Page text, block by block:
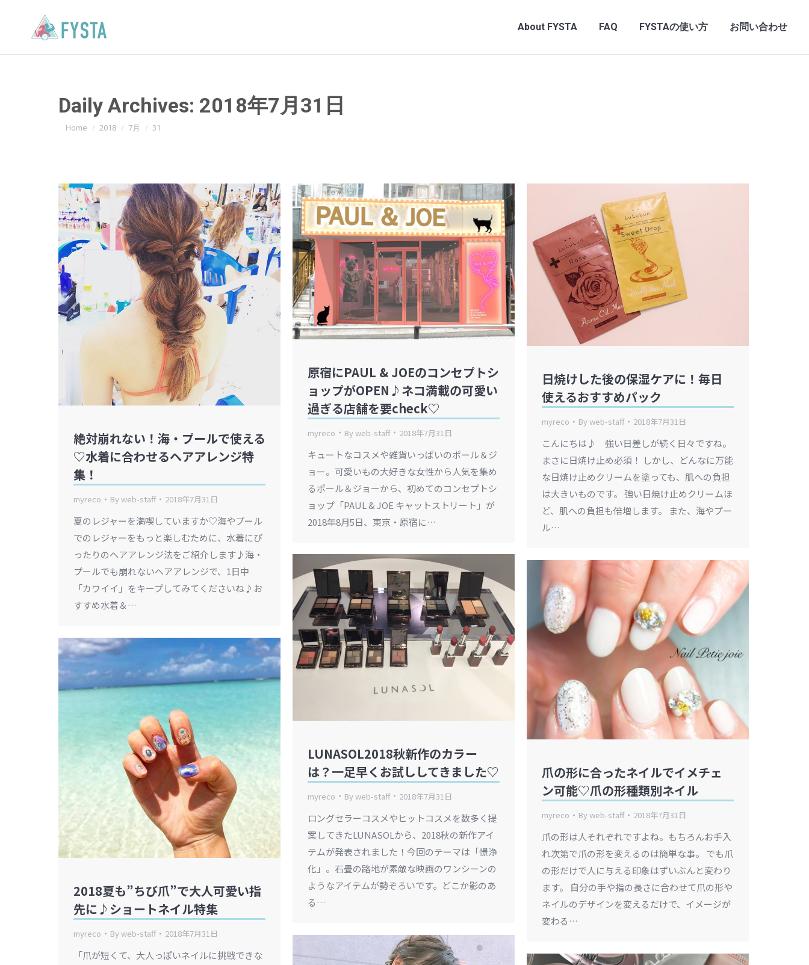
About FYSTA FAQ FYSTAの使い方 お問い合わせ
Daily Archives: 2018年7月31日
You are here:
Home 2018 7月 31
絶対崩れない！海・プールで使える
♡水着に合わせるヘアアレンジ特
集！
myreco Byweb-staff 2018年7月31日
夏のレジャーを満喫していますか♡海やプール
でのレジャーをもっと楽しむために、水着にぴ
ったりのヘアアレンジ法をご紹介します♪海・
プールでも崩れないヘアアレンジで、1日中
「カワイイ」をキープしてみてくださいね♪お
すすめ水着＆…
原宿にPAUL & JOEのコンセプトシ
ョップがOPEN♪ネコ満載の可愛い
過ぎる店舗を要check♡
myreco Byweb-staff 2018年7月31日
キュートなコスメや雑貨いっぱいのポール＆ジ
ョー。可愛いもの大好きな女性から人気を集め
るポール＆ジョーから、初めてのコンセプトシ
ョップ「PAUL & JOE キャットストリート」が
2018年8月5日、東京・原宿に…
日焼けした後の保湿ケアに！毎日
使えるおすすめパック
myreco Byweb-staff 2018年7月31日
こんにちは♪ 強い日差しが続く日々ですね。
まさに日焼け止め必須！ しかし、どんなに万能
な日焼け止めクリームを塗っても、肌への負担
は大きいものです。 強い日焼け止めクリームほ
ど、肌への負担も倍増します。 また、海やプー
ル…
LUNASOL2018秋新作のカラー
は？一足早くお試ししてきました♡
myreco Byweb-staff 2018年7月31日
ロングセラーコスメやヒットコスメを数多く提
案してきたLUNASOLから、2018秋の新作アイ
テムが発表されました！今回のテーマは「憬浄
化」。石畳の路地が素敵な映画のワンシーンの
ようなアイテムが勢ぞろいです。どこか影のあ
る…
爪の形に合ったネイルでイメチェ
ン可能♡爪の形種類別ネイル
myreco Byweb-staff 2018年7月31日
爪の形は人それぞれですよね。もちろんお手入
れ次第で爪の形を変えるのは簡単な事。 でも爪
の形だけで人に与える印象はずいぶんと変わり
ます。 自分の手や指の長さに合わせて爪の形や
ネイルのデザインを変えるだけで、イメージが
変わる…
2018夏も”ちび爪”で大人可愛い指
先に♪ショートネイル特集
myreco Byweb-staff 2018年7月31日
「爪が短くて、大人っぽいネイルに挑戦できな